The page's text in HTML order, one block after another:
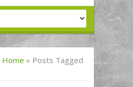
Home » Posts Tagged